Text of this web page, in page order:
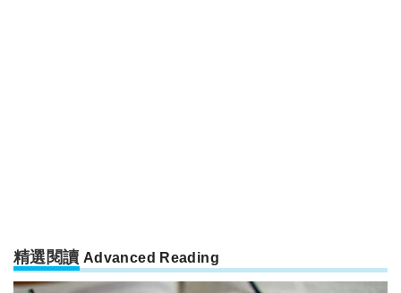
精選閱讀 Advanced Reading